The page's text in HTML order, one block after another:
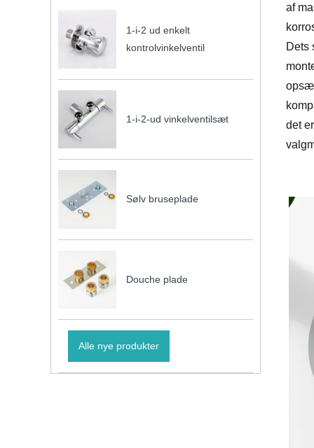
1-i-2 ud enkelt
kontrolvinkelventil
1-i-2-ud vinkelventilsæt
Sølv bruseplade
Douche plade
Alle nye produkter
af
Dets
det